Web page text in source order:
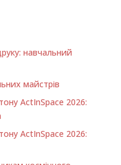
навчальний
майстрів
ActInSpace 2026:
ActInSpace 2026: